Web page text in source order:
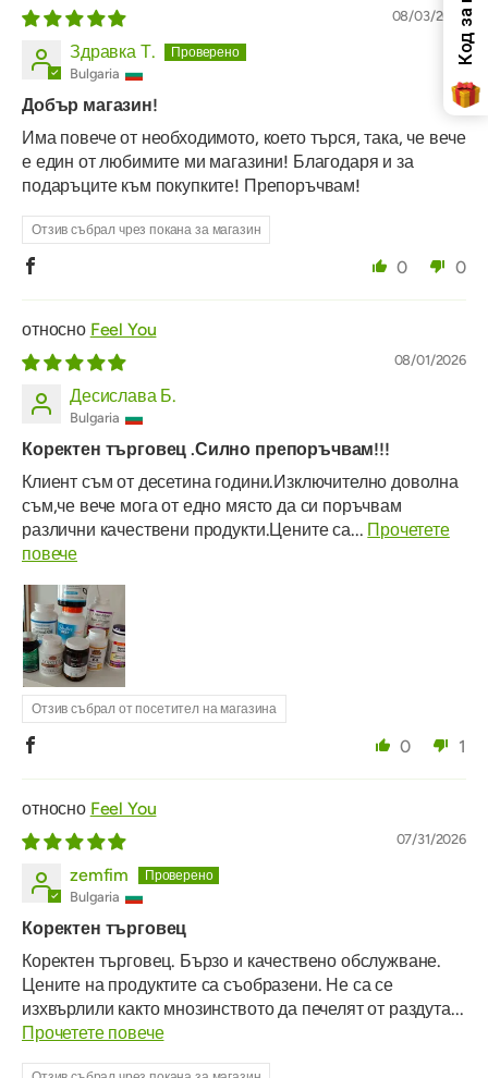
08/03/2026
Здравка Т.
Bulgaria
Добър магазин!
Има повече от необходимото, което търся, така, че вече
е един от любимите ми магазини! Благодаря и за
подаръците към покупките! Препоръчвам!
Отзив събрал чрез покана за магазин
0 0
Feel You
08/01/2026
Десислава Б.
Bulgaria
Коректен търговец .Силно препоръчвам!!!
Клиент съм от десетина години.Изключително доволна
съм,че вече мога от едно място да си поръчвам
различни качествени продукти.Цените са... Прочетете
повече
Отзив събрал от посетител на магазина
0 1
Feel You
07/31/2026
zemfim
Bulgaria
Коректен търговец
Коректен търговец. Бързо и качествено обслужване.
Цените на продуктите са съобразени. Не са се
изхвърлили както мнозинството да печелят от раздута...
Прочетете повече